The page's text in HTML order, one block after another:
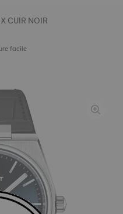
CUIR NOIR
facile